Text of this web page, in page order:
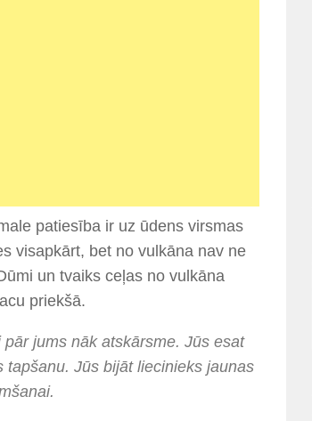
patiesība ir uz ūdens virsmas
visapkārt, bet no vulkāna nav ne
un tvaiks ceļas no vulkāna
priekšā.
jums nāk atskārsme. Jūs esat
Jūs bijāt liecinieks jaunas